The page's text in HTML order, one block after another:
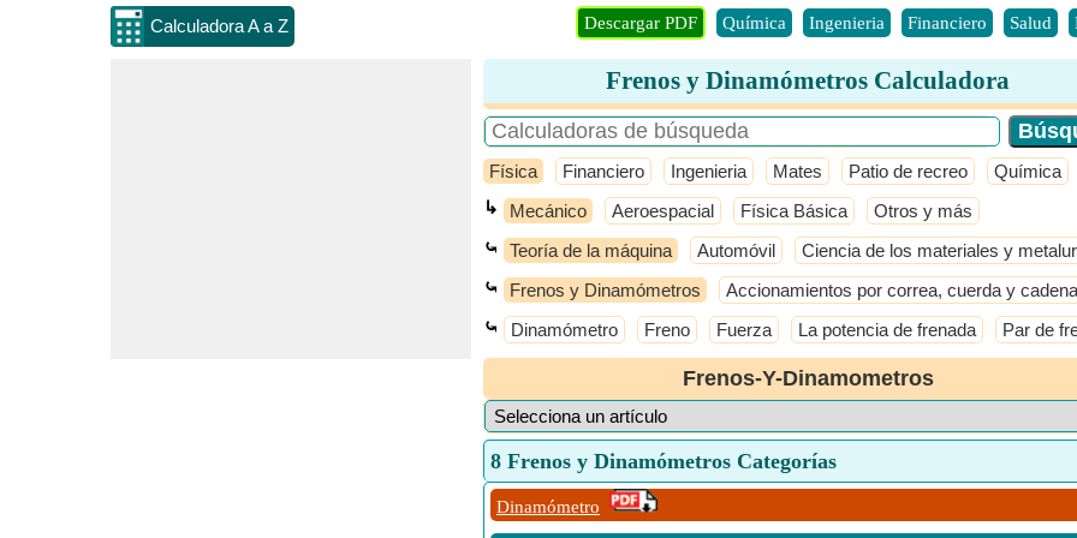
Calculadora A a Z Descargar PDF Química Ingenieria Financiero Salud
Frenos y Dinamómetros Calculadora
Física Financiero Ingenieria Mates Patio de recreo Química
↳ Mecánico Aeroespacial Física Básica Otros y más
⤿ Teoría de la máquina Automóvil Ciencia de los materiales y
⤿ Frenos y Dinamómetros Accionamientos por correa, cuerda y cadena
⤿ Dinamómetro Freno Fuerza La potencia de frenada Par de
Frenos-Y-Dinamometros
8 Frenos y Dinamómetros Categorías
Dinamómetro